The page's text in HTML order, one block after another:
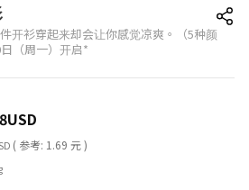
开衫穿起来却会让你感觉凉爽。（5种颜
（周一）开启*
USD
( 参考: 1.69 元 )